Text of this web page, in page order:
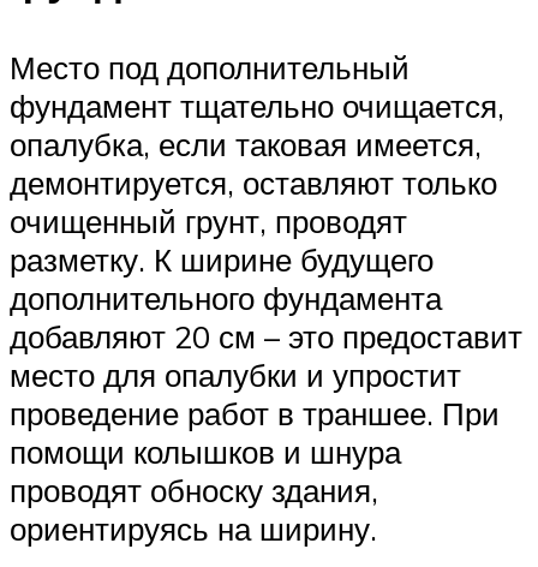
Место под дополнительный
фундамент тщательно очищается,
опалубка, если таковая имеется,
демонтируется, оставляют только
очищенный грунт, проводят
разметку. К ширине будущего
дополнительного фундамента
добавляют 20 см – это предоставит
место для опалубки и упростит
проведение работ в траншее. При
помощи колышков и шнура
проводят обноску здания,
ориентируясь на ширину.